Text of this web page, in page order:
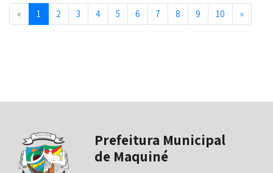
« Previous
1 2 3 4 5 6 7 8 9 10 »Next
Prefeitura Municipal
de Maquiné